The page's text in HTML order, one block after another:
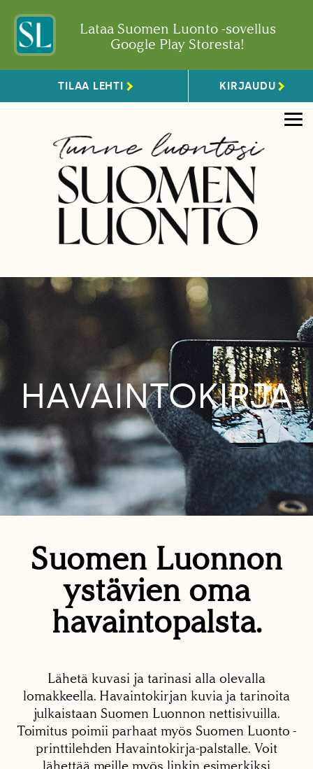
Lataa Suomen Luonto -sovellus
Google Play Storesta!
TILAA LEHTI KIRJAUDU
HAVAINTOKIRJA
Suomen Luonnon
ystävien oma
havaintopalsta.
Lähetä kuvasi ja tarinasi alla olevalla
lomakkeella. Havaintokirjan kuvia ja tarinoita
julkaistaan Suomen Luonnon nettisivuilla.
Toimitus poimii parhaat myös Suomen Luonto -
printtilehden Havaintokirja-palstalle. Voit